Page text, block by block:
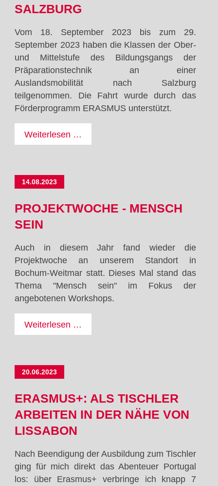
kann...
SALZBURG
Vom 18. September 2023 bis zum 29.
September 2023 haben die Klassen der Ober-
und Mittelstufe des Bildungsgangs der
Präparationstechnik an einer
Auslandsmobilität nach Salzburg
teilgenommen. Die Fahrt wurde durch das
Förderprogramm ERASMUS unterstützt.
Weiterlesen …
Assistenten
14.08.2023
PROJEKTWOCHE - MENSCH
SEIN
Auch in diesem Jahr fand wieder die
Projektwoche an unserem Standort in
Bochum-Weitmar statt. Dieses Mal stand das
Thema "Mensch sein" im Fokus der
angebotenen Workshops.
Weiterlesen …
-
20.06.2023
ERASMUS+: ALS TISCHLER
ARBEITEN IN DER NÄHE VON
LISSABON
Nach Beendigung der Ausbildung zum Tischler
ging für mich direkt das Abenteuer Portugal
los: über Erasmus+ verbringe ich knapp 7